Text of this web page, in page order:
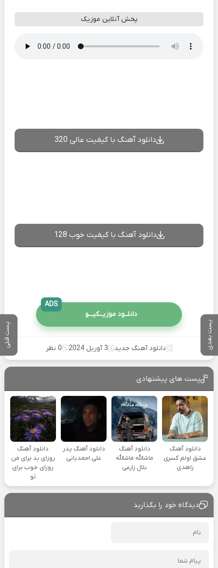
پست بعدی پست قبلی
پخش آنلاین موزیک
دانلود آهنگ با کیفیت عالی 320
دانلود آهنگ با کیفیت خوب 128
دانلــود موزیــکیـــو
ADS
دانلود آهنگ جدید 3 آوریل 2024 0 نظر
پست های پیشنهادی
دانلود آهنگ
عشق اولم کسری
زاهدی
دانلود آهنگ
ماشالله ماشالله
بلال زارعی
دانلود آهنگ پدر
علی احمدیانی
دانلود آهنگ
روزای بد برای من
روزای خوب برای
تو
دیدگاه خود را بگذارید